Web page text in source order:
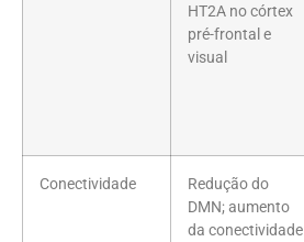
HT2A no córtex
pré-frontal e
visual
Conectividade
Redução do
DMN; aumento
da conectividade